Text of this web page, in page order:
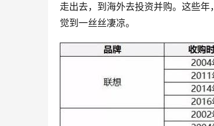
走出去，到海外去投资并购。这些
觉到一丝丝凄凉。